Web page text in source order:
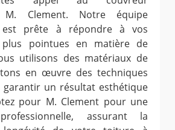
M. Clement. Notre équipe
est prête à répondre à vos
plus pointues en matière de
utilisons des matériaux de
en œuvre des techniques
garantir un résultat esthétique
pour M. Clement pour une
assurant la